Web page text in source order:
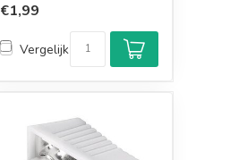
€1,99
Vergelijk